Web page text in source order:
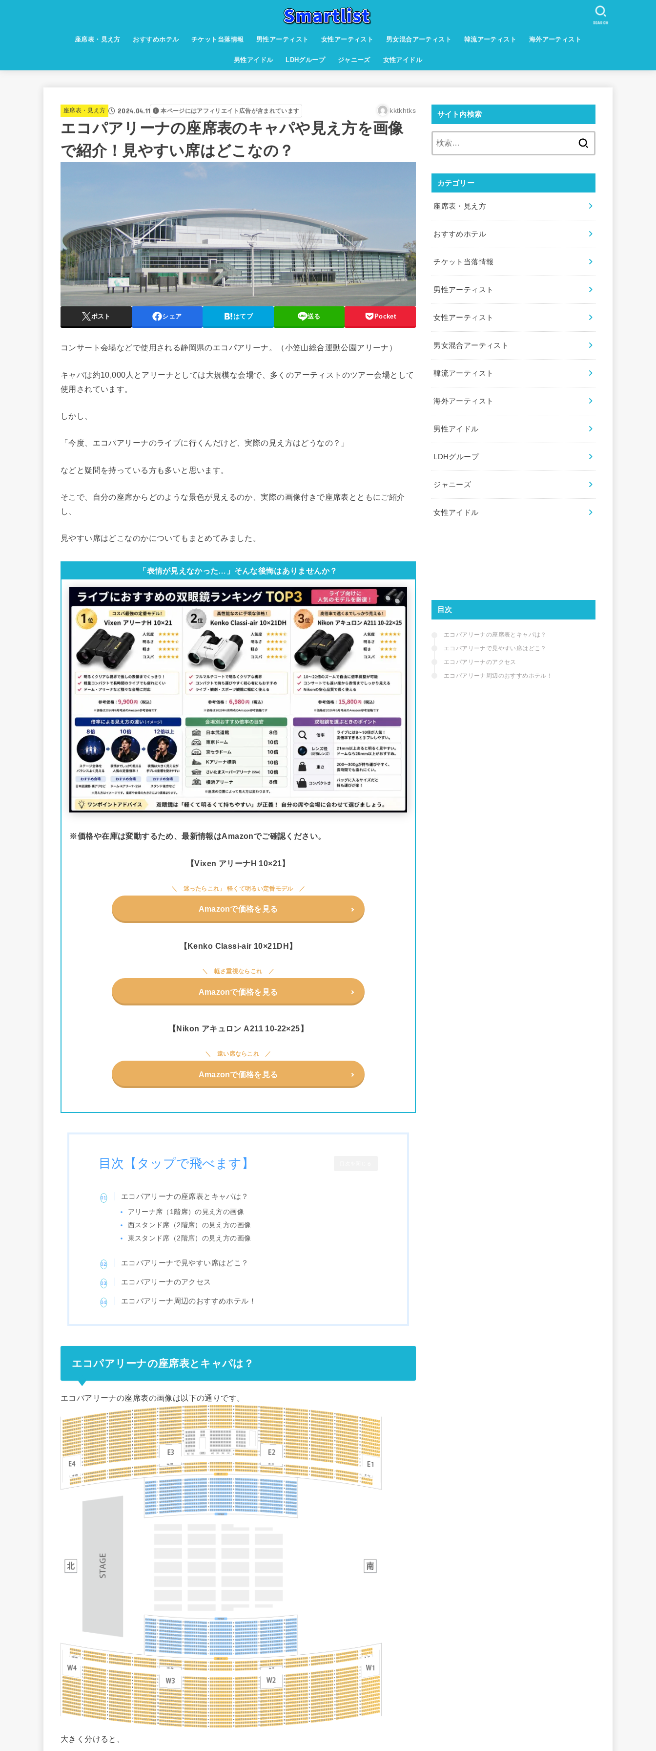
座席表・見え方 おすすめホテル チケット当落情報 男性アーティスト 女性アーティスト 男女混合アーティスト 韓流アーティスト 海外アーティスト
男性アイドル LDHグループ ジャニーズ 女性アイドル
SEARCH
座席表・見え方 2024.04.11 本ページにはアフィリエイト広告が含まれています kktkhtks
エコパアリーナの座席表のキャパや見え方を画像
で紹介！見やすい席はどこなの？
ポスト シェア はてブ 送る Pocket
コンサート会場などで使用される静岡県のエコパアリーナ。（小笠山総合運動公園アリーナ）
キャパは約10,000人とアリーナとしては大規模な会場で、多くのアーティストのツアー会場として
使用されています。
しかし、
「今度、エコパアリーナのライブに行くんだけど、実際の見え方はどうなの？」
などと疑問を持っている方も多いと思います。
そこで、自分の座席からどのような景色が見えるのか、実際の画像付きで座席表とともにご紹介
し、
見やすい席はどこなのかについてもまとめてみました。
「表情が見えなかった…」そんな後悔はありませんか？
※価格や在庫は変動するため、最新情報はAmazonでご確認ください。
【Vixen アリーナH 10×21】
迷ったらこれ」 軽くて明るい定番モデル
Amazonで価格を見る
【Kenko Classi-air 10×21DH】
軽さ重視ならこれ
Amazonで価格を見る
【Nikon アキュロン A211 10-22×25】
遠い席ならこれ
Amazonで価格を見る
目次【タップで飛べます】
エコパアリーナの座席表とキャパは？
アリーナ席（1階席）の見え方の画像
西スタンド席（2階席）の見え方の画像
東スタンド席（2階席）の見え方の画像
エコパアリーナで見やすい席はどこ？
エコパアリーナのアクセス
エコパアリーナ周辺のおすすめホテル！
エコパアリーナの座席表とキャパは？
エコパアリーナの座席表の画像は以下の通りです。
大きく分けると、
サイト内検索
カテゴリー
座席表・見え方
おすすめホテル
チケット当落情報
男性アーティスト
女性アーティスト
男女混合アーティスト
韓流アーティスト
海外アーティスト
男性アイドル
LDHグループ
ジャニーズ
女性アイドル
目次
エコパアリーナの座席表とキャパは？
エコパアリーナで見やすい席はどこ？
エコパアリーナのアクセス
エコパアリーナ周辺のおすすめホテル！